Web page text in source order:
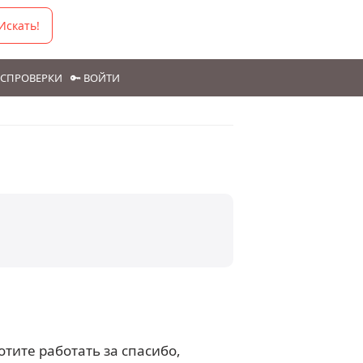
🔑 ВОЙТИ
работать за спасибо,